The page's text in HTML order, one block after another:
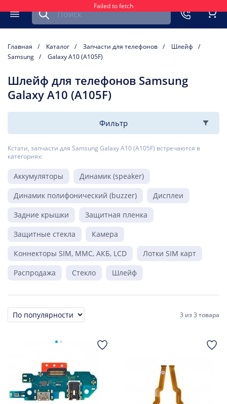
Failed to fetch
Меню
Найти запчасть для мобильного устройства
Главная Каталог Запчасти для телефонов
Шлейф
Samsung
Galaxy A10 (A105F)
Шлейф для телефонов Samsung
Galaxy A10 (A105F)
Фильтр
Кстати, запчасти для Samsung Galaxy A10 (A105F) встречаются в
категориях:
Аккумуляторы
Динамик (speaker)
Динамик полифонический (buzzer)
Дисплеи
Задние крышки
Защитная пленка
Защитные стекла
Камера
Коннекторы SIM, MMC, АКБ, LCD
Лотки SIM карт
Распродажа
Стекло Шлейф
Сортировка 3 из3 товара